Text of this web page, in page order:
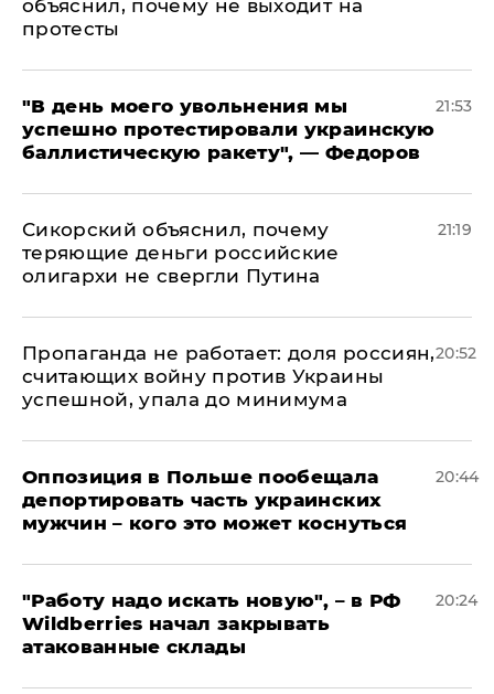
объяснил, почему не выходит на
протесты
​"В день моего увольнения мы
успешно протестировали украинскую
баллистическую ракету", — Федоров
21:53
Сикорский объяснил, почему
теряющие деньги российские
олигархи не свергли Путина
21:19
​Пропаганда не работает: доля россиян,
считающих войну против Украины
успешной, упала до минимума
20:52
Оппозиция в Польше пообещала
депортировать часть украинских
мужчин – кого это может коснуться
20:44
"Работу надо искать новую", – в РФ
Wildberries начал закрывать
атакованные склады
20:24